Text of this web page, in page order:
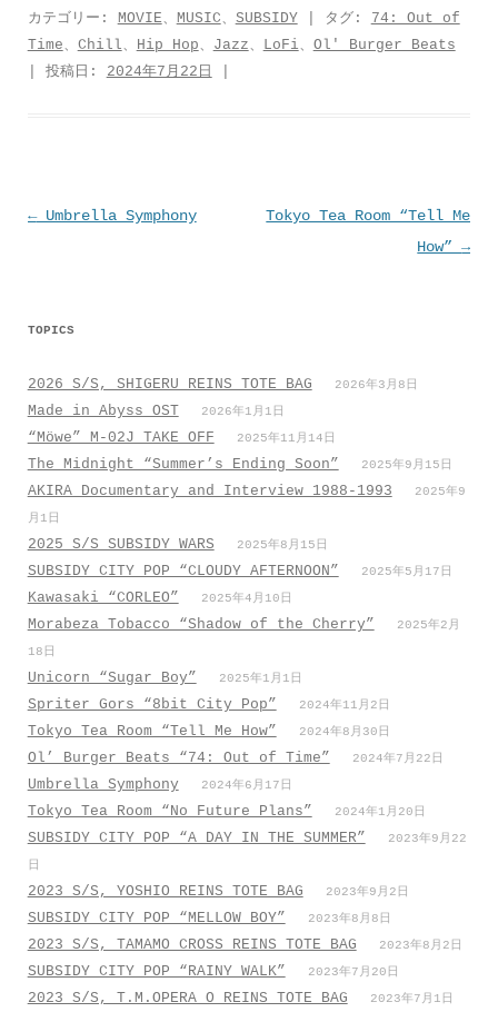
c
e
i
t
t
e
n
e
a
t
p
カテゴリー: MOVIE、 MUSIC、 SUBSIDY| タグ: 74: Out of
Time、 Chill、 Hip Hop、 Jazz、 LoFi、 Ol' Burger Beats
| 投稿日: 2024年7月22日
投
シ
ョ
ン
←Umbrella Symphony
Tokyo Tea Room “Tell Me
How”→
TOPICS
2026 S/S, SHIGERU REINS TOTE BAG 2026年3月8日
Made in Abyss OST 2026年1月1日
“Möwe” M-02J TAKE OFF 2025年11月14日
The Midnight “Summer’s Ending Soon” 2025年9月15日
AKIRA Documentary and Interview 1988-1993
2025年9
月1日
2025 S/S SUBSIDY WARS 2025年8月15日
SUBSIDY CITY POP “CLOUDY AFTERNOON” 2025年5月17日
Kawasaki “CORLEO” 2025年4月10日
Morabeza Tobacco “Shadow of the Cherry”
2025年2月
18日
Unicorn “Sugar Boy” 2025年1月1日
Spriter Gors “8bit City Pop” 2024年11月2日
Tokyo Tea Room “Tell Me How” 2024年8月30日
Ol’ Burger Beats “74: Out of Time” 2024年7月22日
Umbrella Symphony 2024年6月17日
Tokyo Tea Room “No Future Plans” 2024年1月20日
SUBSIDY CITY POP “A DAY IN THE SUMMER”
2023年9月22
日
2023 S/S, YOSHIO REINS TOTE BAG 2023年9月2日
SUBSIDY CITY POP “MELLOW BOY” 2023年8月8日
2023 S/S, TAMAMO CROSS REINS TOTE BAG 2023年8月2日
SUBSIDY CITY POP “RAINY WALK” 2023年7月20日
2023 S/S, T.M.OPERA O REINS TOTE BAG 2023年7月1日